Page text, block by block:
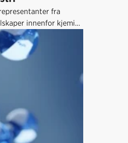
fra
innenfor kjemisk